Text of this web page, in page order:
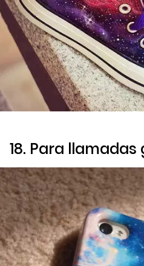
18. Para